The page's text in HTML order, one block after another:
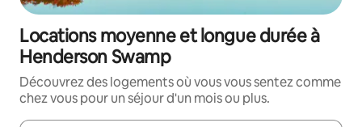
Locations moyenne et longue durée à
Henderson Swamp
Découvrez des logements où vous vous sentez comme
chez vous pour un séjour d'un mois ou plus.